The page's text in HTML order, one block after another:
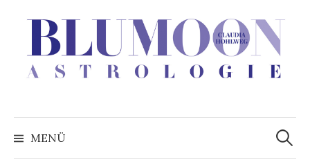
überspringen
MENÜ
Suchen
nach: